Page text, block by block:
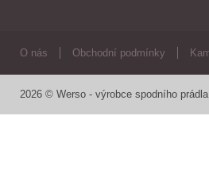
O nás Obchodní podmínky
2026 © Werso - výrobce spodního